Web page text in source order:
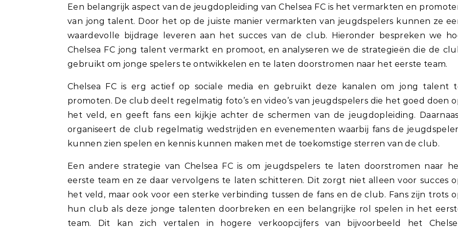
Een belangrijk aspect van de jeugdopleiding van Chelsea FC is het vermarkten en
van jong talent. Door het op de juiste manier vermarkten van jeugdspelers kunnen ze
waardevolle bijdrage leveren aan het succes van de club. Hieronder bespreken we
Chelsea FC jong talent vermarkt en promoot, en analyseren we de strategieën die de
gebruikt om jonge spelers te ontwikkelen en te laten doorstromen naar het eerste team.
Chelsea FC is erg actief op sociale media en gebruikt deze kanalen om jong talent
promoten. De club deelt regelmatig foto’s en video’s van jeugdspelers die het goed doen
het veld, en geeft fans een kijkje achter de schermen van de jeugdopleiding.
organiseert de club regelmatig wedstrijden en evenementen waarbij fans de
kunnen zien spelen en kennis kunnen maken met de toekomstige sterren van de club.
Een andere strategie van Chelsea FC is om jeugdspelers te laten doorstromen naar
eerste team en ze daar vervolgens te laten schitteren. Dit zorgt niet alleen voor succes
het veld, maar ook voor een sterke verbinding tussen de fans en de club. Fans zijn trots
hun club als deze jonge talenten doorbreken en een belangrijke rol spelen in het
team. Dit kan zich vertalen in hogere verkoopcijfers van bijvoorbeeld het